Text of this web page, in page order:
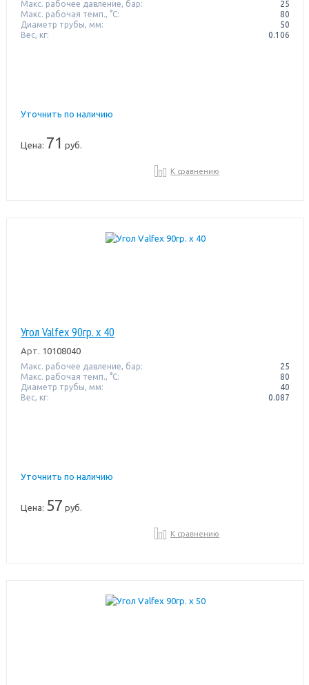
Макс. рабочее давление, бар:
25
Макс. рабочая темп., °С:
80
Диаметр трубы, мм:
50
Вес, кг:
0.106
Уточнить по наличию
Цена: 71 руб.
К сравнению
Угол Valfex 90гр. х 40
Арт. 10108040
Макс. рабочее давление, бар:
25
Макс. рабочая темп., °С:
80
Диаметр трубы, мм:
40
Вес, кг:
0.087
Уточнить по наличию
Цена: 57 руб.
К сравнению